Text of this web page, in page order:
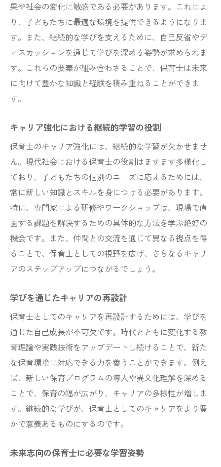
視点を広げる継続的学習のプロセス
保育士が考える学びの醍醐味
学びの価値を高めるクリティカルシンキン
グ
地域社会と連携する保育士活動の未来像
地域社会との協力による保育の向上
地域資源を活用した保育士の役割
未来に向けた地域との連携戦略
地域社会との協働で創る未来の保育
保育士が継続的学習で得る新たな価値とその活
用法
学習がもたらす新しい価値の発見
学びを実践に活かす方法と例
価値の最大化を目指す継続的学習
新たな価値創造を可能にする学習法
保育士が学習で築く新たな実践力
保育士のプロフェッショナリズムを支える学び
の力
学びが保育士の専門性を強化する
プロフェッショナリズムと学習の関係性
学びの力が支える保育士の信頼性
専門家としての学びの意義
学びの力が生む保育士の未来の姿
果や社会の変化に敏感である必要があります。これによ
り、子どもたちに最適な環境を提供できるようになりま
す。また、継続的な学びを支えるために、自己反省やデ
ィスカッションを通じて学びを深める姿勢が求められま
す。これらの要素が組み合わさることで、保育士は未来
に向けて豊かな知識と経験を積み重ねることができま
す。
キャリア強化における継続的学習の役割
保育士のキャリア強化には、継続的な学習が欠かせませ
ん。現代社会における保育士の役割はますます多様化し
ており、子どもたちの個別のニーズに応えるためには、
常に新しい知識とスキルを身につける必要があります。
特に、専門家による研修やワークショップは、現場で直
面する課題を解決するための具体的な方法を学ぶ絶好の
機会です。また、仲間との交流を通じて異なる視点を得
ることで、保育士としての視野を広げ、さらなるキャリ
アのステップアップにつながるでしょう。
学びを通じたキャリアの再設計
保育士としてのキャリアを再設計するためには、学びを
通じた自己成長が不可欠です。時代とともに変化する教
育理論や実践技術をアップデートし続けることで、新た
な保育環境に対応できる力を養うことができます。例え
ば、新しい保育プログラムの導入や異文化理解を深める
ことで、保育の幅が広がり、キャリアの多様性が増しま
す。継続的な学びが、保育士としてのキャリアをより豊
かで意義あるものにするのです。
未来志向の保育士に必要な学習姿勢